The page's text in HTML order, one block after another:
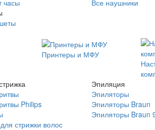
часы
Все наушники
Принтеры и МФУ
Philips
стрижки волос
Эпиляция
Эпиляторы
Эпиляторы Braun
Эпиляторы Braun